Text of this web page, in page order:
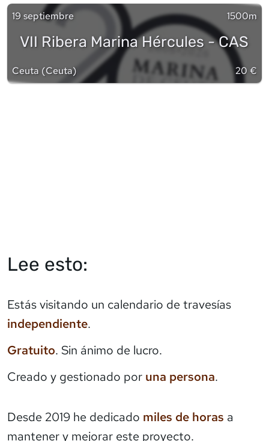
19 septiembre 1500m
VII Ribera Marina Hércules - CAS
Ceuta (Ceuta) 20 €
Lee esto:
Estás visitando un calendario de travesías
independiente.
Gratuito. Sin ánimo de lucro.
Creado y gestionado por una persona.
Desde 2019 he dedicado miles de horas a
mantener y mejorar este proyecto.